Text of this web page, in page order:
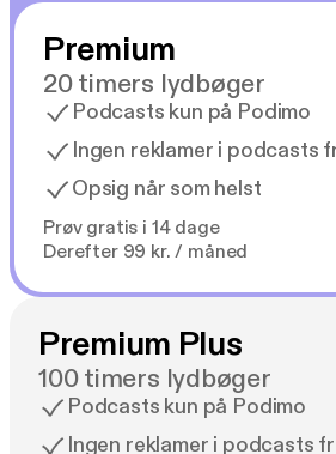
bånd, hun netop har fået til sin
Men fortæller Ulrik hele
fastholder at han ikke så Jeanett
Femøren i vrede, og hvorfor
veninde fra landet kort efter
Og hvem er den mørke
fornemmer forfølger hende i et
Premium
20 timers lydbøger
Podcasts kun på Podimo
Ingen reklamer i podcasts
Opsig når som helst
Prøv gratis i 14 dage
Derefter 99 kr. / måned
Premium Plus
100 timers lydbøger
Podcasts kun på Podimo
Ingen reklamer i podcasts